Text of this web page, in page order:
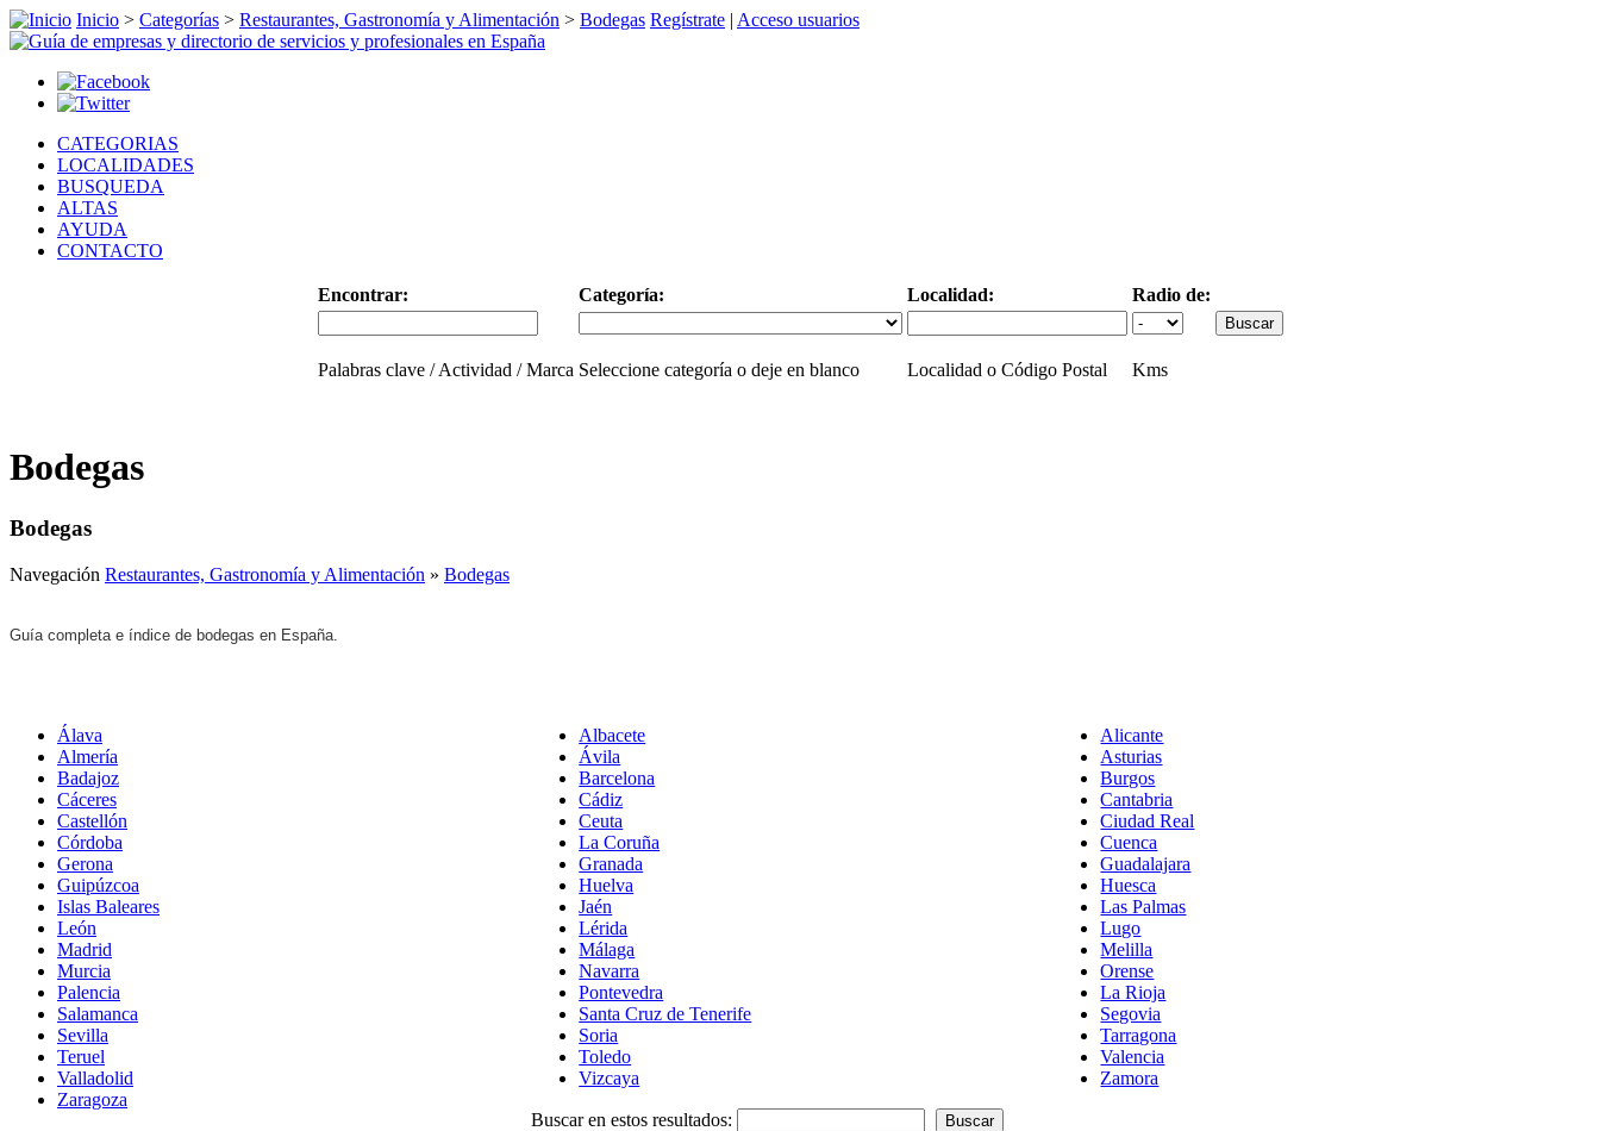
Inicio > Categorías > Restaurantes, Gastronomía y Alimentación > Bodegas Regístrate | Acceso usuarios
CATEGORIAS
LOCALIDADES
BUSQUEDA
ALTAS
AYUDA
CONTACTO
Encontrar: Categoría: Localidad: Radio de:
Palabras clave / Actividad / Marca Seleccione categoría o deje en blanco Localidad o Código Postal Kms
Bodegas
Bodegas
Navegación Restaurantes, Gastronomía y Alimentación » Bodegas
Guía completa e índice de bodegas en España.
Álava
Almería
Badajoz
Cáceres
Castellón
Córdoba
Gerona
Guipúzcoa
Islas Baleares
León
Madrid
Murcia
Palencia
Salamanca
Sevilla
Teruel
Valladolid
Zaragoza
Albacete
Ávila
Barcelona
Cádiz
Ceuta
La Coruña
Granada
Huelva
Jaén
Lérida
Málaga
Navarra
Pontevedra
Santa Cruz de Tenerife
Soria
Toledo
Vizcaya
Alicante
Asturias
Burgos
Cantabria
Ciudad Real
Cuenca
Guadalajara
Huesca
Las Palmas
Lugo
Melilla
Orense
La Rioja
Segovia
Tarragona
Valencia
Zamora
Buscar en estos resultados: